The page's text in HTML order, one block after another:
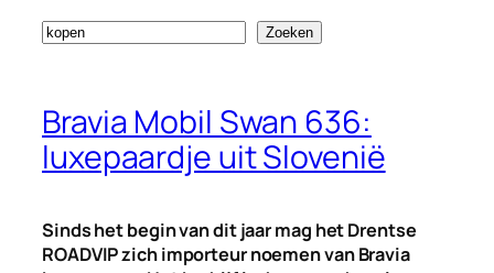
Zoeken Zoeken
Bravia Mobil Swan 636:
luxepaardje uit Slovenië
Sinds het begin van dit jaar mag het Drentse
ROADVIP zich importeur noemen van Bravia